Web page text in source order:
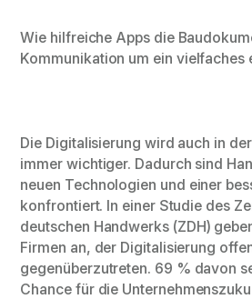
Wie hilfreiche Apps die
Kommunikation um ein vielfaches
Die Digitalisierung wird auch in
immer wichtiger. Dadurch sind
neuen Technologien und einer
konfrontiert. In einer Studie des
deutschen Handwerks (ZDH)
Firmen an, der Digitalisierung
gegenüberzutreten. 69 % davon
Chance für die